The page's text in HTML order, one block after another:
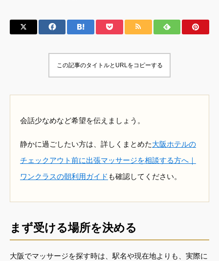
この記事のタイトルとURLをコピーする
会話少なめなど希望を伝えましょう。
静かに過ごしたい方は、詳しくまとめた大阪ホテルの
チェックアウト前に出張マッサージを相談する方へ｜
ワンクラスの朝利用ガイド も確認してください。
まず受ける場所を決める
大阪でマッサージを探す時は、駅名や現在地よりも、実際に